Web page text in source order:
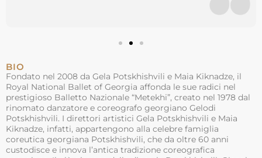
BIO
Fondato nel 2008 da Gela Potskhishvili e Maia Kiknadze, il
Royal National Ballet of Georgia affonda le sue radici nel
prestigioso Balletto Nazionale “Metekhi”, creato nel 1978 dal
rinomato danzatore e coreografo georgiano Gelodi
Potskhishvili. I direttori artistici Gela Potskhishvili e Maia
Kiknadze, infatti, appartengono alla celebre famiglia
coreutica georgiana Potskhishvili, che da oltre 60 anni
custodisce e innova l’antica tradizione coreografica